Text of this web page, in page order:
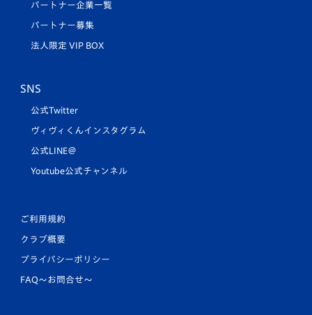
パートナー企業一覧
パートナー募集
法人限定 VIP BOX
SNS
公式Twitter
ヴィヴィくんインスタグラム
公式LINE＠
Youtube公式チャンネル
ご利用規約
クラブ概要
プライバシーポリシー
FAQ〜お問合せ〜